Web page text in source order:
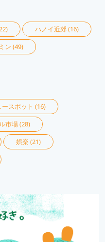
ハノイ近郊(16)
ン (49)
ースポット (16)
市場(28)
娯楽 (21)